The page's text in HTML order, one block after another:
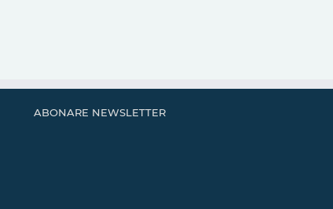
ABONARE NEWSLETTER